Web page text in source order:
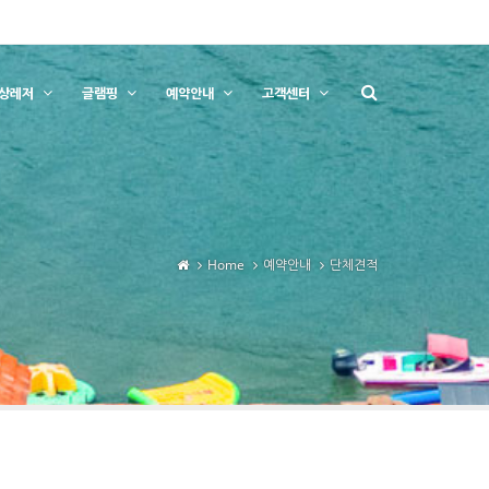
레저 글램핑 예약안내 고객센터
Home 예약안내 단체견적